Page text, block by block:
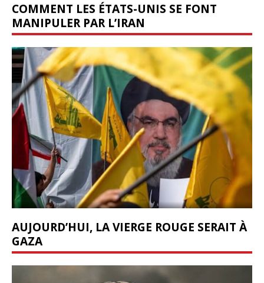
COMMENT LES ÉTATS-UNIS SE FONT
MANIPULER PAR L’IRAN
AUJOURD’HUI, LA VIERGE ROUGE SERAIT À
GAZA